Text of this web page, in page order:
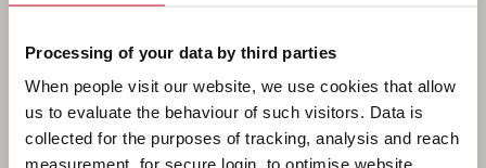
Processing of your data by third parties
When people visit our website, we use cookies that allow
us to evaluate the behaviour of such visitors. Data is
collected for the purposes of tracking, analysis and reach
measurement, for secure login, to optimise website